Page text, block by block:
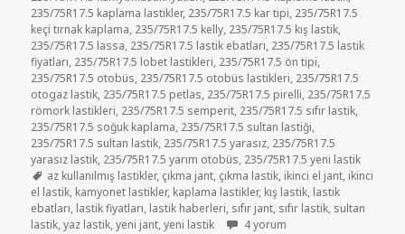
235/75R17.5 kaplama lastikler, 235/75R17.5 kar tipi, 235/75R17.5
keçi tırnak kaplama, 235/75R17.5 kelly, 235/75R17.5 kış lastik,
235/75R17.5 lassa, 235/75R17.5 lastik ebatları, 235/75R17.5 lastik
fiyatları, 235/75R17.5 lobet lastikleri, 235/75R17.5 ön tipi,
235/75R17.5 otobüs, 235/75R17.5 otobüs lastikleri, 235/75R17.5
otogaz lastik, 235/75R17.5 petlas, 235/75R17.5 pirelli, 235/75R17.5
römork lastikleri, 235/75R17.5 semperit, 235/75R17.5 sıfır lastik,
235/75R17.5 soğuk kaplama, 235/75R17.5 sultan lastiği,
235/75R17.5 sultan lastik, 235/75R17.5 yarasız, 235/75R17.5
yarasız lastik, 235/75R17.5 yarım otobüs, 235/75R17.5 yeni lastik
Etiketler
az kullanılmış lastikler, çıkma jant, çıkma lastik, ikinci el jant, ikinci
el lastik, kamyonet lastikler, kaplama lastikler, kış lastik, lastik
ebatları, lastik fiyatları, lastik haberleri, sıfır jant, sıfır lastik, sultan
lastik,yaz lastik,yeni jant,yeni lastik 225 75R17.5 İKİNCİ EL YARASIZ
4 yorum